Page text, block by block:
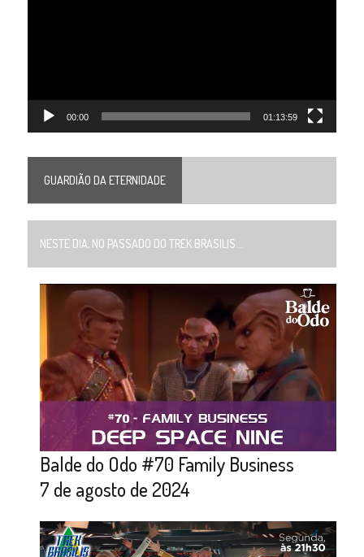
00:00 01:13:59
GUARDIÃO DA ETERNIDADE
NESTE DIA, NO PASSADO DO TREK BRASILIS...
Balde do Odo #70 Family Business
7 de agosto de 2024